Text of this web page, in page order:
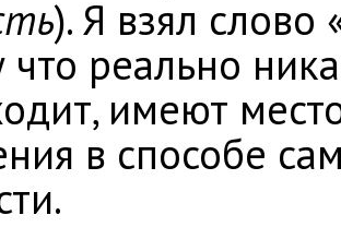
). Я взял слово
что реально
имеют
в способе